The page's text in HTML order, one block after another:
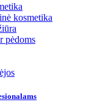
kosmetika
pėdoms